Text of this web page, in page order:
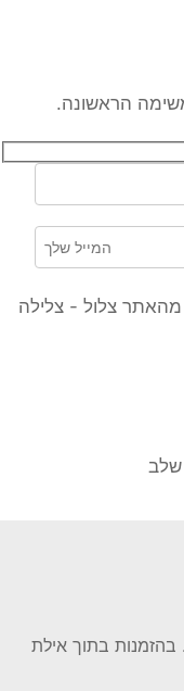
הראשונה.
מהאתר צלול - צלילה
שלב
בתוך אילת